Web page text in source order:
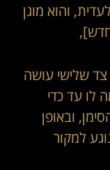
והוא מוגן
שלישי עושה
לו עד כדי
ובאופן
למקור